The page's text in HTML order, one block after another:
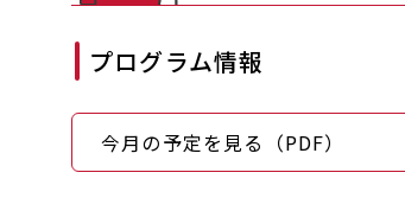
プログラム情報
今月の予定を見る（PDF）